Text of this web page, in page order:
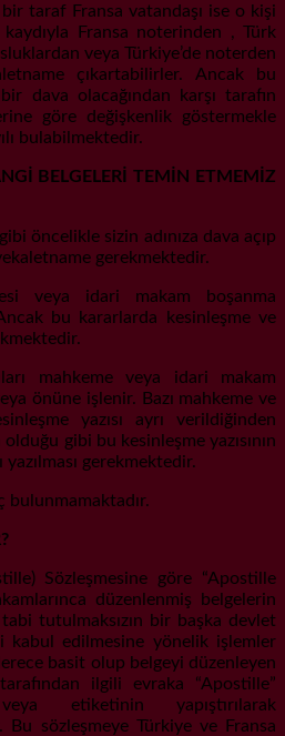
taraf Fransa vatandaşı ise o kişi
Fransa noterinden , Türk
veya Türkiye’de noterden
çıkartabilirler. Ancak bu
dava olacağından karşı tarafın
göre değişkenlik göstermekle
bulabilmektedir.
BELGELERİ TEMİN ETMEMİZ
öncelikle sizin adınıza dava açıp
gerekmektedir.
veya idari makam boşanma
bu kararlarda kesinleşme ve
mahkeme veya idari makam
önüne işlenir. Bazı mahkeme ve
yazısı ayrı verildiğinden
gibi bu kesinleşme yazısının
yazılması gerekmektedir.
bulunmamaktadır.
Sözleşmesine göre “Apostille
düzenlenmiş belgelerin
tutulmaksızın bir başka devlet
kabul edilmesine yönelik işlemler
basit olup belgeyi düzenleyen
ilgili evraka “Apostille”
etiketinin yapıştırılarak
Bu sözleşmeye Türkiye ve Fransa